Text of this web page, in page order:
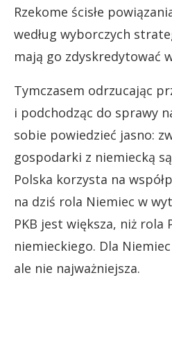
Rzekome ścisłe
według wyborczych
mają go zdyskredytować
Tymczasem odrzucając
i podchodząc do sprawy
sobie powiedzieć jasno:
gospodarki z niemiecką
Polska korzysta na
na dziś rola Niemiec w
PKB jest większa, niż rola
niemieckiego. Dla
ale nie najważniejsza.